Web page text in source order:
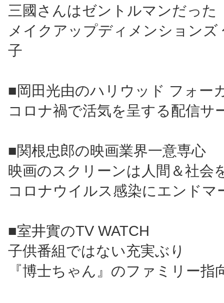
三國さんはゼントルマンだった
メイクアップディメンションズ
子
■岡田光由のハリウッド フォー
コロナ禍で活気を呈する配信サ
■関根忠郎の映画業界一意専心
映画のスクリーンは人間＆社会
コロナウイルス感染にエンドマ
■室井實のTV WATCH
子供番組ではない充実ぶり
『博士ちゃん』のファミリー指